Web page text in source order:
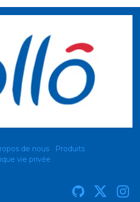
de nous
Produits
vie privée